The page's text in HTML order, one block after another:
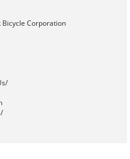
Corporation